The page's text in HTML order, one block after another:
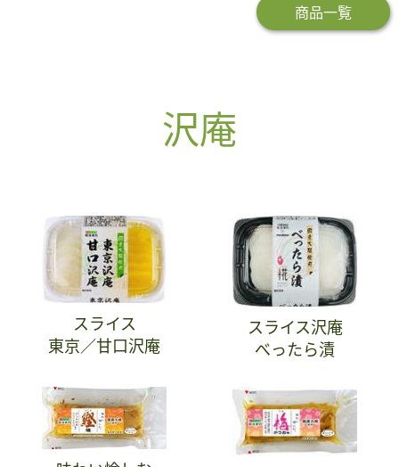
商品一覧
沢庵
スライス
東京／甘口沢庵
スライス沢庵
べったら漬